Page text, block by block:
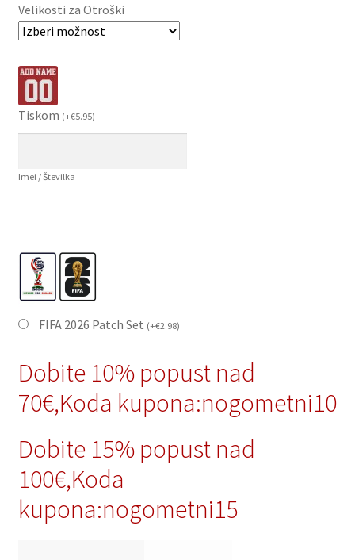
Velikosti za Otroški
Tiskom (+€5.95)
Imei / Številka
FIFA 2026 Patch Set (+€2.98)
Dobite 10% popust nad
70€,Koda kupona:nogometni10
Dobite 15% popust nad
100€,Koda
kupona:nogometni15